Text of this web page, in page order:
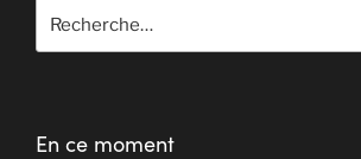
En ce moment